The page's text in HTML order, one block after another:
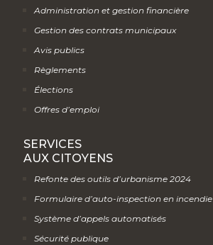
Administration et gestion financière
Gestion des contrats municipaux
Avis publics
Règlements
Élections
Offres d’emploi
SERVICES
AUX CITOYENS
Refonte des outils d’urbanisme 2024
Formulaire d’auto-inspection en incendie
Système d’appels automatisés
Sécurité publique